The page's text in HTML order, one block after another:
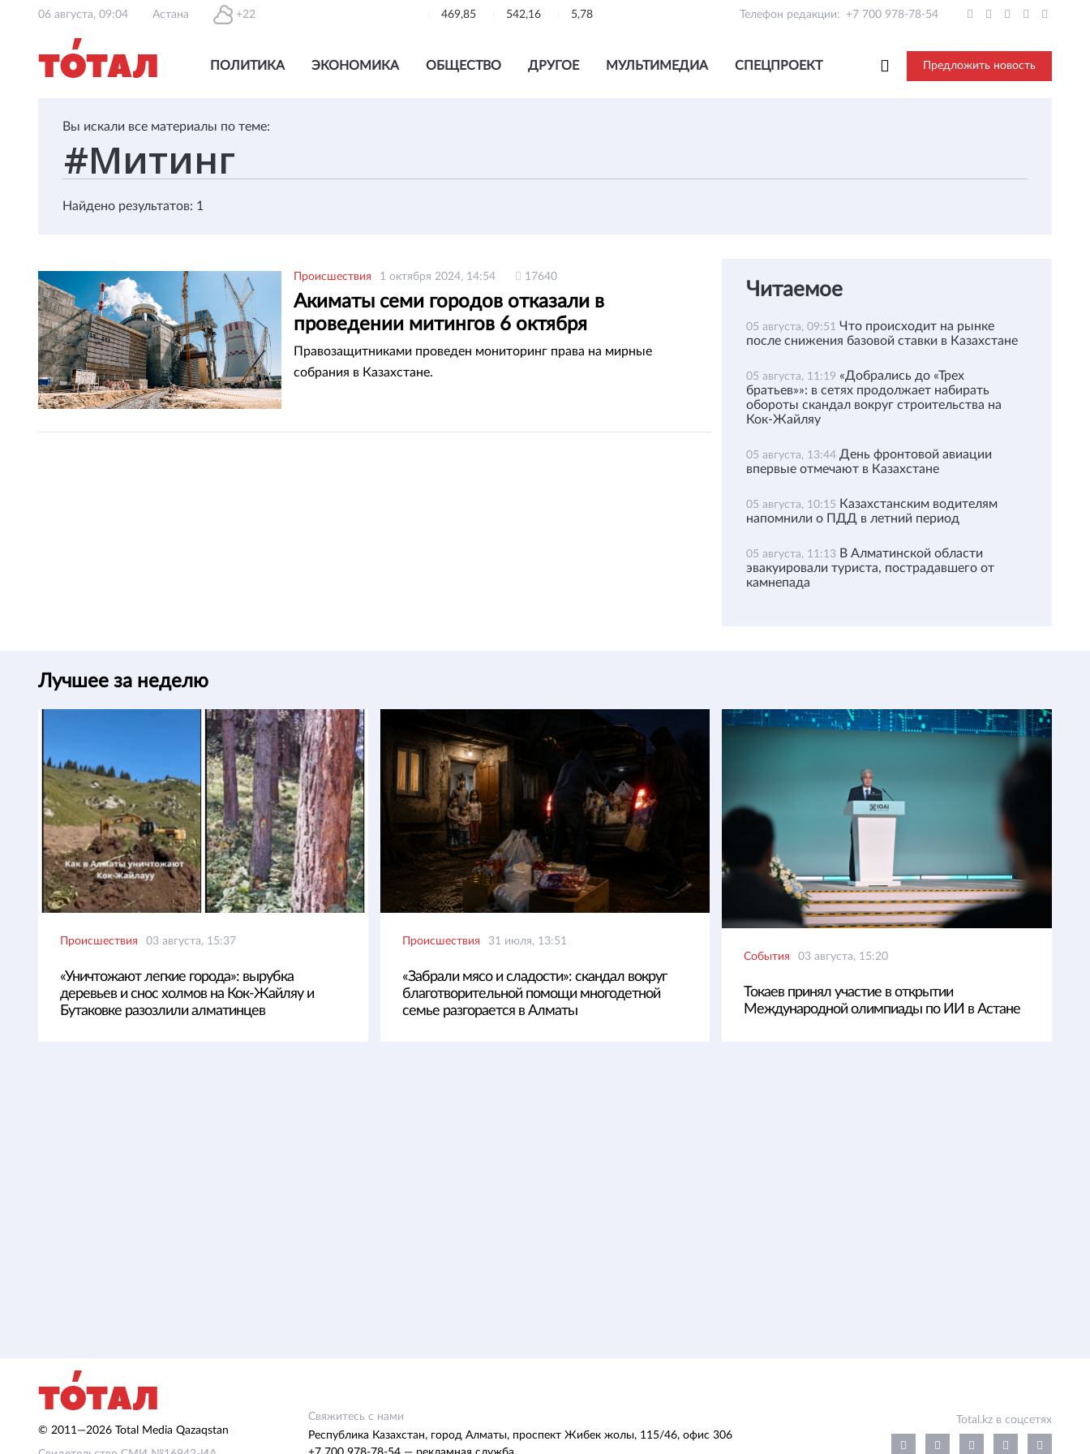
06 августа, 09:04 Астана +22 469,85 542,16 5,78 Телефон редакции: +7 700 978-78-54
ПОЛИТИКА ЭКОНОМИКА ОБЩЕСТВО ДРУГОЕ МУЛЬТИМЕДИА СПЕЦПРОЕКТ Предложить новость
Вы искали все материалы по теме:
Найдено результатов: 1
Происшествия 1 октября 2024, 14:54 17640
Акиматы семи городов отказали в
проведении митингов 6 октября
Правозащитниками проведен мониторинг права на мирные
собрания в Казахстане.
Читаемое
05 августа, 09:51 Что происходит на рынке
после снижения базовой ставки в Казахстане
05 августа, 11:19 «Добрались до «Трех
братьев»»: в сетях продолжает набирать
обороты скандал вокруг строительства на
Кок-Жайляу
05 августа, 13:44 День фронтовой авиации
впервые отмечают в Казахстане
05 августа, 10:15 Казахстанским водителям
напомнили о ПДД в летний период
05 августа, 11:13 В Алматинской области
эвакуировали туриста, пострадавшего от
камнепада
Лучшее за неделю
Происшествия 03 августа, 15:37
«Уничтожают легкие города»: вырубка
деревьев и снос холмов на Кок-Жайляу и
Бутаковке разозлили алматинцев
Происшествия 31 июля, 13:51
«Забрали мясо и сладости»: скандал вокруг
благотворительной помощи многодетной
семье разгорается в Алматы
События 03 августа, 15:20
Токаев принял участие в открытии
Международной олимпиады по ИИ в Астане
© 2011—2026 Total Media Qazaqstan
Свяжитесь с нами
Республика Казахстан, город Алматы, проспект Жибек жолы, 115/46, офис 306
Total.kz в соцсетях